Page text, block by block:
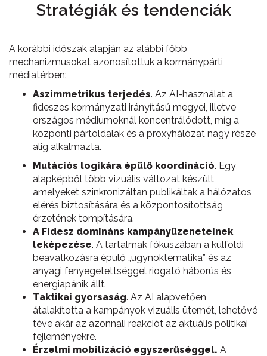
Stratégiák és tendenciák
A korábbi időszak alapján az alábbi főbb
mechanizmusokat azonosítottuk a kormánypárti
médiatérben:
Aszimmetrikus terjedés. Az AI-használat a
fideszes kormányzati irányítású megyei, illetve
országos médiumoknál koncentrálódott, míg a
központi pártoldalak és a proxyhálózat nagy része
alig alkalmazta.
Mutációs logikára épülő koordináció. Egy
alapképből több vizuális változat készült,
amelyeket szinkronizáltan publikáltak a hálózatos
elérés biztosítására és a központosítottság
érzetének tompítására.
A Fidesz domináns kampányüzeneteinek
leképezése. A tartalmak fókuszában a külföldi
beavatkozásra épülő „ügynöktematika” és az
anyagi fenyegetettséggel riogató háborús és
energiapánik állt.
Taktikai gyorsaság. Az AI alapvetően
átalakította a kampányok vizuális ütemét, lehetővé
téve akár az azonnali reakciót az aktuális politikai
fejleményekre.
Érzelmi mobilizáció egyszerűséggel. A